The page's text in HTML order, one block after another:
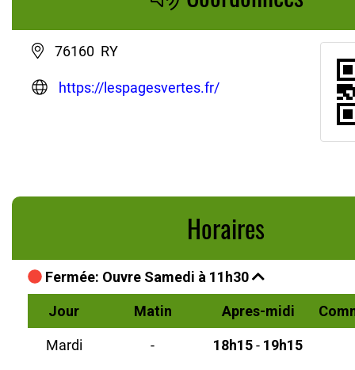
76160 RY
https://lespagesvertes.fr/
Horaires
Fermée: Ouvre Samedi à 11h30
Jour Matin Apres-midi
Mardi - 18h15- 19h15